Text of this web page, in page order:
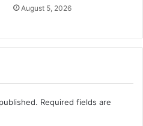
August 5, 2026
Required fields are